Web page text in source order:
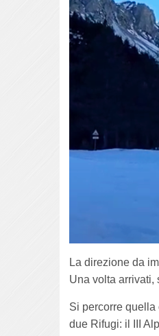
La direzione da
Una volta arrivati,
Si percorre quella
due Rifugi: il III